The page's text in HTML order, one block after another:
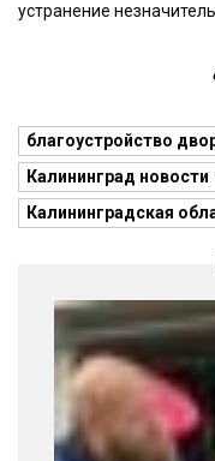
устранение
благоустройство
Калининград новости
Калининградская